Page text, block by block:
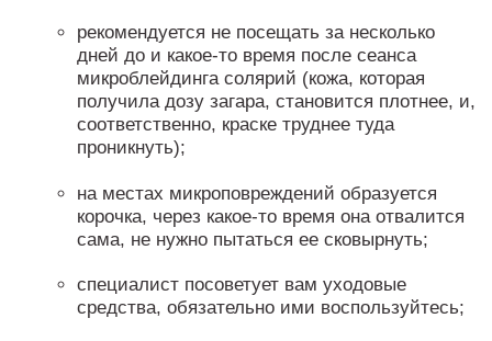
рекомендуется не посещать за несколько
дней до и какое-то время после сеанса
микроблейдинга солярий (кожа, которая
получила дозу загара, становится плотнее, и,
соответственно, краске труднее туда
проникнуть);
на местах микроповреждений образуется
корочка, через какое-то время она отвалится
сама, не нужно пытаться ее сковырнуть;
специалист посоветует вам уходовые
средства, обязательно ими воспользуйтесь;